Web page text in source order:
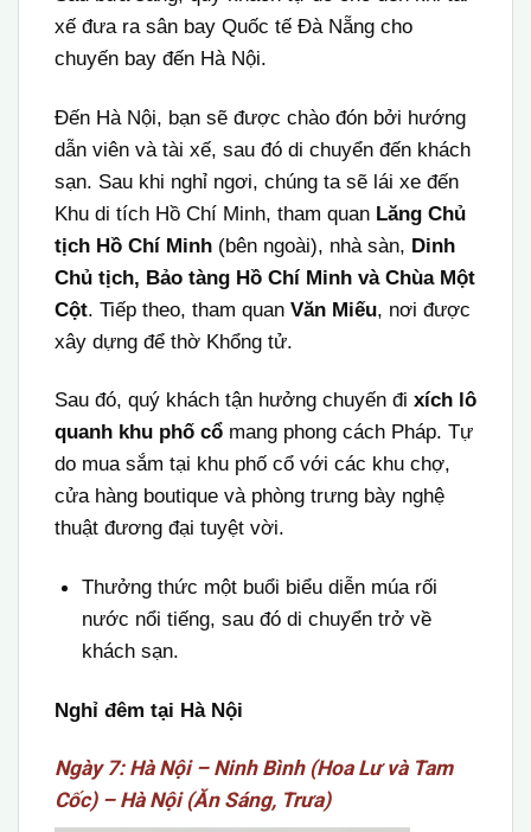
xế đưa ra sân bay Quốc tế Đà Nẵng cho
chuyến bay đến Hà Nội.
Đến Hà Nội, bạn sẽ được chào đón bởi hướng
dẫn viên và tài xế, sau đó di chuyển đến khách
sạn. Sau khi nghỉ ngơi, chúng ta sẽ lái xe đến
Khu di tích Hồ Chí Minh, tham quan Lăng Chủ
tịch Hồ Chí Minh (bên ngoài), nhà sàn, Dinh
Chủ tịch, Bảo tàng Hồ Chí Minh và Chùa Một
Cột. Tiếp theo, tham quan Văn Miếu, nơi được
xây dựng để thờ Khổng tử.
Sau đó, quý khách tận hưởng chuyến đi xích lô
quanh khu phố cổ mang phong cách Pháp. Tự
do mua sắm tại khu phố cổ với các khu chợ,
cửa hàng boutique và phòng trưng bày nghệ
thuật đương đại tuyệt vời.
Thưởng thức một buổi biểu diễn múa rối
nước nổi tiếng, sau đó di chuyển trở về
khách sạn.
Nghỉ đêm tại Hà Nội
Ngày 7: Hà Nội – Ninh Bình (Hoa Lư và Tam
Cốc) – Hà Nội (Ăn Sáng, Trưa)